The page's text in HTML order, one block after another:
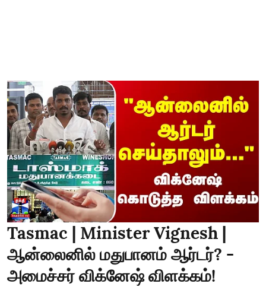
Tasmac | Minister Vignesh |
ஆன்லைனில் மதுபானம் ஆர்டர்? -
அமைச்சர் விக்னேஷ் விளக்கம்!